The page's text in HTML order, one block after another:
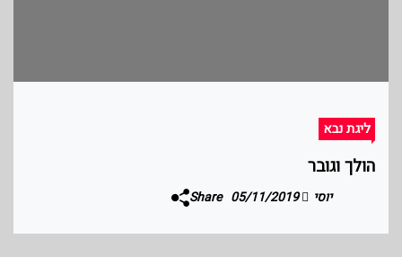
ליגת נבא
הולך וגובר
יוסי 05/11/2019
Share